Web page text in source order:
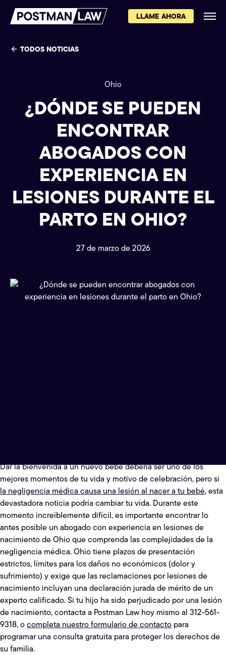
LLAME AHORA
TODOS NOTICIAS
Ohio
¿DÓNDE SE PUEDEN
ENCONTRAR
ABOGADOS CON
EXPERIENCIA EN
LESIONES DURANTE EL
PARTO EN OHIO?
27 de marzo de 2026
Dar la bienvenida a un nuevo bebé debería ser uno de los
mejores momentos de tu vida y motivo de celebración, pero si
la negligencia médica causa una lesión al nacer a tu bebé, esta
devastadora noticia podría cambiar tu vida. Durante este
momento increíblemente difícil, es importante encontrar lo
antes posible un abogado con experiencia en lesiones de
nacimiento de Ohio que comprenda las complejidades de la
negligencia médica. Ohio tiene plazos de presentación
estrictos, límites para los daños no económicos (dolor y
sufrimiento) y exige que las reclamaciones por lesiones de
nacimiento incluyan una declaración jurada de mérito de un
experto calificado. Si tu hijo ha sido perjudicado por una lesión
de nacimiento, contacta a Postman Law hoy mismo al 312-561-
9318, ocompleta nuestro formulario de contacto para
programar una consulta gratuita para proteger los derechos de
su familia.